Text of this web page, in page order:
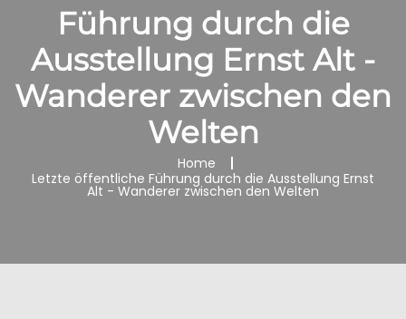
Führung durch die
Ausstellung Ernst Alt -
Wanderer zwischen den
Welten
Home
Letzte öffentliche Führung durch die Ausstellung Ernst
Alt - Wanderer zwischen den Welten